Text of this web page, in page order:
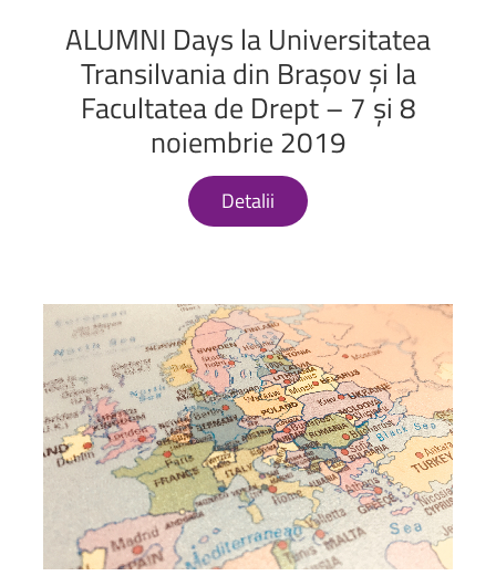
ALUMNI Days la Universitatea
Transilvaniadin Brașov și la
Facultateade Drept– 7 și 8
noiembrie 2019
Detalii